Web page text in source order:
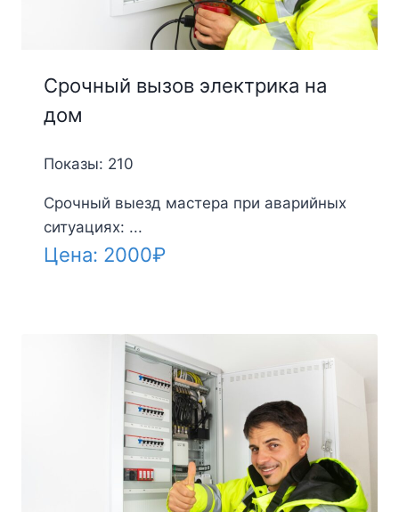
Срочный вызов электрика на
дом
Показы: 210
Срочный выезд мастера при аварийных
ситуациях: ...
Цена: 2000₽